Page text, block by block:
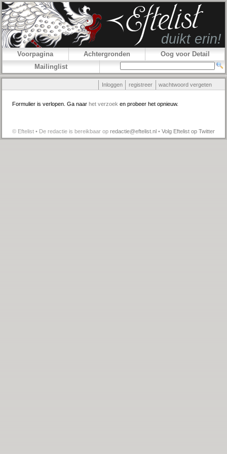
Voorpagina Achtergronden
Oog voor Detail
Mailinglist
Inloggen registreer wachtwoord vergeten
Formulier is verlopen. Ga naar het verzoek en probeer het opnieuw.
© Eftelist • De redactie is bereikbaar op redactie@eftelist.nl • Volg Eftelist op Twitter